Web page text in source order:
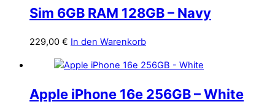
Sim 6GB RAM 128GB – Navy
229,00 € In den Warenkorb
Apple iPhone 16e 256GB – White